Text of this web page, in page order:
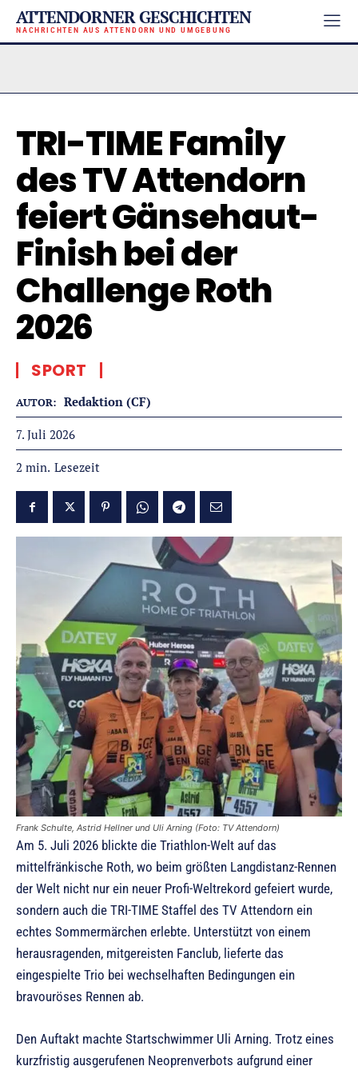
ATTENDORNER GESCHICHTEN
NACHRICHTEN AUS ATTENDORN UND UMGEBUNG
TRI-TIME Family
des TV Attendorn
feiert Gänsehaut-
Finish bei der
Challenge Roth
2026
SPORT
AUTOR: Redaktion (CF)
7. Juli 2026
2 min. Lesezeit
Frank Schulte, Astrid Hellner und Uli Arning (Foto: TV Attendorn)
Am 5. Juli 2026 blickte die Triathlon-Welt auf das
mittelfränkische Roth, wo beim größten Langdistanz-Rennen
der Welt nicht nur ein neuer Profi-Weltrekord gefeiert wurde,
sondern auch die TRI-TIME Staffel des TV Attendorn ein
echtes Sommermärchen erlebte. Unterstützt von einem
herausragenden, mitgereisten Fanclub, lieferte das
eingespielte Trio bei wechselhaften Bedingungen ein
bravouröses Rennen ab.
Den Auftakt machte Startschwimmer Uli Arning. Trotz eines
kurzfristig ausgerufenen Neoprenverbots aufgrund einer